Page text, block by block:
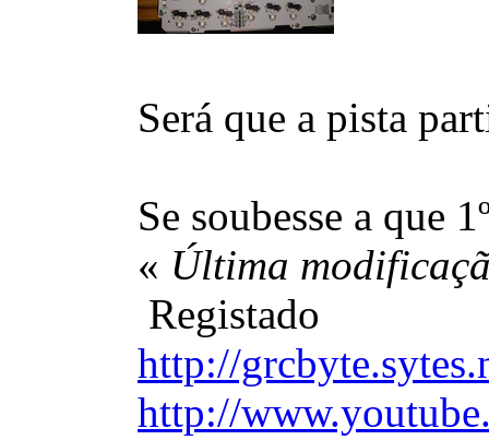
Será que a pista
Se soubesse a que
« Última
Registado
http://
http://